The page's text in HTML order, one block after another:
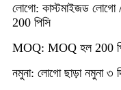
লোগো: কাস্টমাইজড লোগো /
200 পিসি
MOQ: MOQ হল 200
নমুনা: লোগো ছাড়া নমুনা ৩